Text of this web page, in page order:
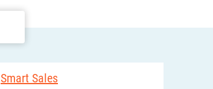
Smart Sales